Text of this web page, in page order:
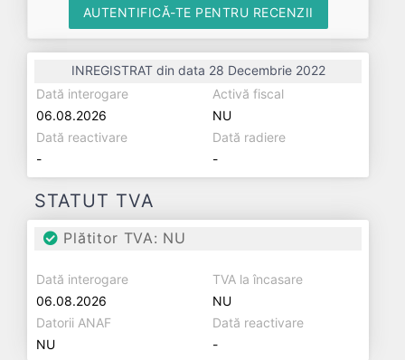
AUTENTIFICĂ-TE PENTRU RECENZII
INREGISTRAT din data 28 Decembrie 2022
Dată interogare
06.08.2026
Activă fiscal
NU
Dată reactivare
-
Dată radiere
-
STATUT TVA
Plătitor TVA: NU
Dată interogare
06.08.2026
TVA la încasare
NU
Datorii ANAF
NU
Dată reactivare
-